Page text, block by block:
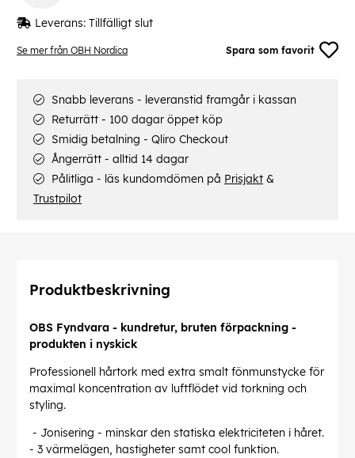
Se mer från OBH Nordica Spara som favorit
Leverans: Tillfälligt slut
Snabb leverans - leveranstid framgår i kassan
Returrätt - 100 dagar öppet köp
Smidig betalning - Qliro Checkout
Ångerrätt - alltid 14 dagar
Pålitliga - läs kundomdömen på Prisjakt &
Trustpilot
Produktbeskrivning
OBS Fyndvara - kundretur, bruten förpackning -
produkten i nyskick
Professionell hårtork med extra smalt fönmunstycke för
maximal koncentration av luftflödet vid torkning och
styling.
- Jonisering - minskar den statiska elektriciteten i håret.
- 3 värmelägen, hastigheter samt cool funktion.